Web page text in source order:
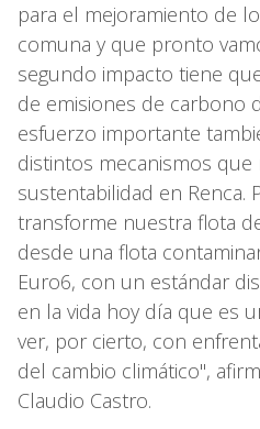
para el mejoramiento de
comuna y que pronto
segundo impacto tiene
de emisiones de carbono
esfuerzo importante
distintos mecanismos
sustentabilidad en Renca.
transforme nuestra flota
desde una flota
Euro6, con un estándar
en la vida hoy día que es
ver, por cierto, con
del cambio climático",
Claudio Castro.